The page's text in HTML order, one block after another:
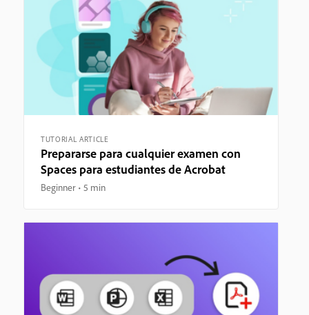
TUTORIAL ARTICLE
Prepararse para cualquier examen con
Spaces para estudiantes de Acrobat
Beginner 5 min